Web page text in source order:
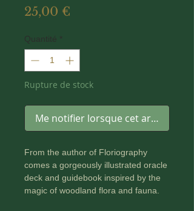
25,00 €
Quantité *
Rupture de stock
Me notifier lorsque cet article est
From the author of Floriography
comes a gorgeously illustrated oracle
deck and guidebook inspired by the
magic of woodland flora and fauna.